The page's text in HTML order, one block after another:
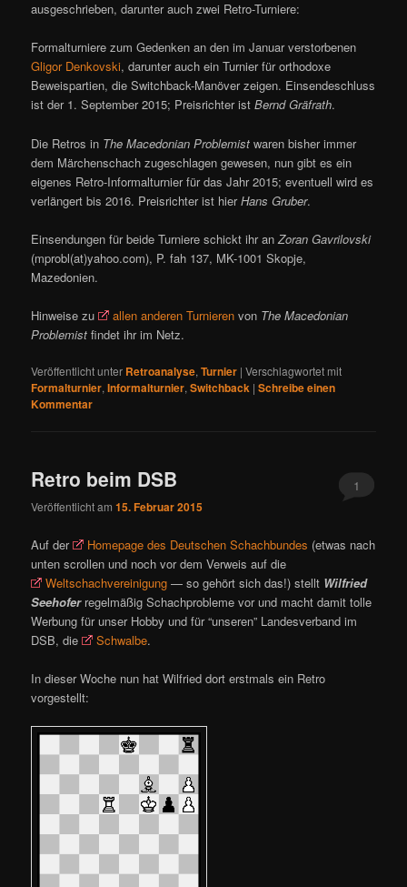
ausgeschrieben, darunter auch zwei Retro-Turniere:
Formalturniere zum Gedenken an den im Januar verstorbenen
Gligor Denkovski, darunter auch ein Turnier für orthodoxe
Beweispartien, die Switchback-Manöver zeigen. Einsendeschluss
ist der 1. September 2015; Preisrichter istBernd Gräfrath.
Die Retros in The Macedonian Problemist waren bisher immer
dem Märchenschach zugeschlagen gewesen, nun gibt es ein
eigenes Retro-Informalturnier für das Jahr 2015; eventuell wird es
verlängert bis 2016. Preisrichter ist hierHans Gruber.
Einsendungen für beide Turniere schickt ihr anZoran Gavrilovski
(mprobl(at)yahoo.com), P. fah 137, MK-1001 Skopje,
Mazedonien.
Hinweise zu allen anderen Turnieren von The Macedonian
Problemist findet ihr im Netz.
Veröffentlicht unter Retroanalyse,Turnier |Verschlagwortet mit
Formalturnier,Informalturnier,Switchback |Schreibe einen
Kommentar
Retro beim DSB
Veröffentlicht am15. Februar 2015
1
Auf der Homepage des Deutschen Schachbundes (etwas nach
unten scrollen und noch vor dem Verweis auf die
Weltschachvereinigung — so gehört sich das!) stellt Wilfried
Seehoferregelmäßig Schachprobleme vor und macht damit tolle
Werbung für unser Hobby und für “unseren” Landesverband im
DSB, die
Schwalbe.
In dieser Woche nun hat Wilfried dort erstmals ein Retro
vorgestellt: